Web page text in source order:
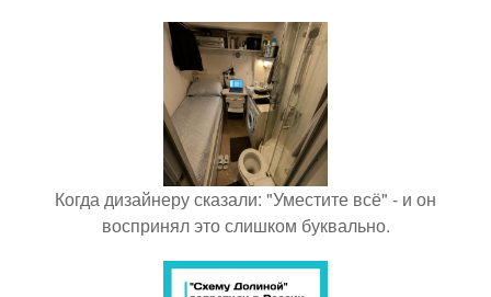
Когда дизайнеру сказали: "Уместите всё" - и он
воспринял это слишком буквально.